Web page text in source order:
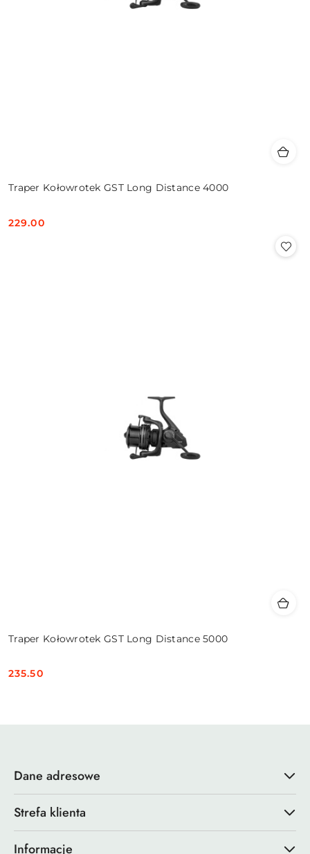
Traper Kołowrotek GST Long Distance 4000
Cena:
229.00
Traper Kołowrotek GST Long Distance 5000
Cena:
235.50
Dane adresowe
Strefa klienta
Informacje